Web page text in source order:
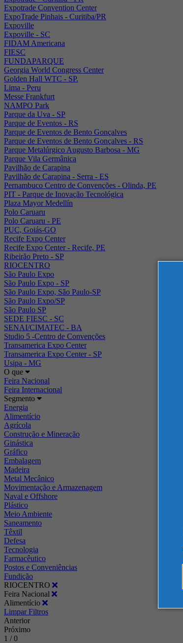
Expotrade Convention Center
ExpoTrade Pinhais - Curitiba/PR
Expoville
Expoville - SC
FIDAM Americana
FIESC
FUNDAPARQUE
Georgia World Congress Center
Golden Hall WTC - SP.
Lima - Peru
Messe Frankfurt
NAMPO Park
Parque da Uva - SP
Parque de Eventos - RS
Parque de Eventos de Bento Gonçalves
Parque de Eventos de Bento Gonçalves - RS
Parque Metalúrgico Augusto Barbosa - MG
Parque Vila Germânica
Pavilhão de Carapina
Pavilhão de Carapina - Serra - ES
Pernambuco Centro de Convenções - Olinda, PE
PIT - Parque de Inovação Tecnológica
Plaza Mayor Medellín
Polo Caruaru
Polo Caruaru - PE
PUC, Goiás-GO
Recife Expo Center
Recife Expo Center - Recife, PE
Ribeirão Preto - SP
RIOCENTRO
São Paulo Expo
São Paulo Expo - SP
São Paulo Expo, São Paulo-SP
São Paulo Expo/SP
São Paulo SP
SEDE FIESC - SC
SENAI/CIMATEC - BA
Studio 5 -Centro de Convenções
Transamerica Expo Center
Transamerica Expo Center - SP
Usipa - MG
O que
Feira Nacional
Feira Internacional
Segmento
Energia
Alimentício
Agrícola
Construção e Mineração
Ginástica
Gráfico
Embalagem
Madeira
Metal Mecânico
Movimentação e Armazenagem
Naval e Offshore
Plástico
Meio Ambiente
Saneamento
Têxtil
Defesa
Tecnologia
Farmacêutico
Postos e Conveniências
Fundição
RIOCENTRO
Feira Nacional
Alimentício
Limpar Filtros
Anterior
Próximo
1 / 0